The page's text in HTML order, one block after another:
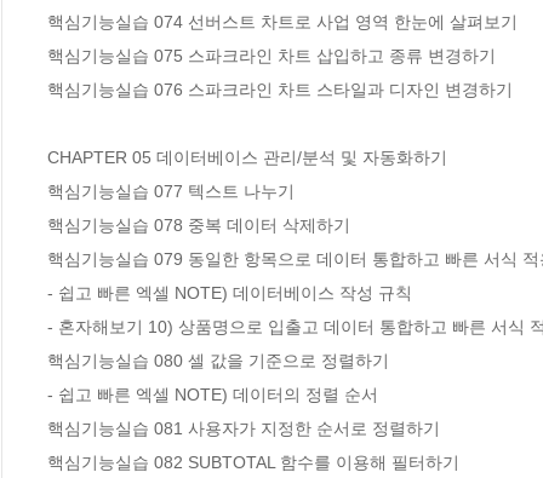
핵심기능실습 074 선버스트 차트로 사업 영역 한눈에 살펴보기
핵심기능실습 075 스파크라인 차트 삽입하고 종류 변경하기
핵심기능실습 076 스파크라인 차트 스타일과 디자인 변경하기
CHAPTER 05 데이터베이스 관리/분석 및 자동화하기
핵심기능실습 077 텍스트 나누기
핵심기능실습 078 중복 데이터 삭제하기
핵심기능실습 079 동일한 항목으로 데이터 통합하고 빠른 서식
- 쉽고 빠른 엑셀 NOTE) 데이터베이스 작성 규칙
- 혼자해보기 10) 상품명으로 입출고 데이터 통합하고 빠른 서식
핵심기능실습 080 셀 값을 기준으로 정렬하기
- 쉽고 빠른 엑셀 NOTE) 데이터의 정렬 순서
핵심기능실습 081 사용자가 지정한 순서로 정렬하기
핵심기능실습 082 SUBTOTAL 함수를 이용해 필터하기